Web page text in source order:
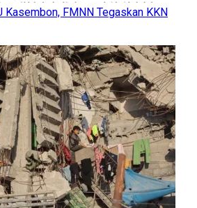
Kasembon, FMNN Tegaskan KKN